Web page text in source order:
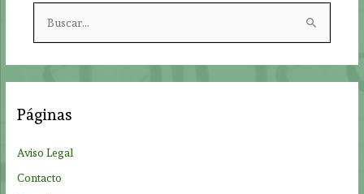
r
Páginas
Aviso Legal
Contacto